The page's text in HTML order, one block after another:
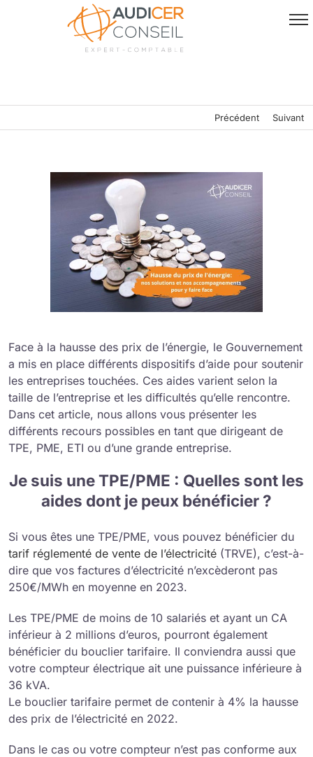
Précédent Suivant
Face à la hausse des prix de l’énergie, le Gouvernement
a mis en place différents dispositifs d’aide pour soutenir
les entreprises touchées. Ces aides varient selon la
taille de l’entreprise et les difficultés qu’elle rencontre.
Dans cet article, nous allons vous présenter les
différents recours possibles en tant que dirigeant de
TPE, PME, ETI ou d’une grande entreprise.
Je suis une TPE/PME : Quelles sont les
aides dont je peux bénéficier ?
Si vous êtes une TPE/PME, vous pouvez bénéficier du
tarif réglementé de vente de l’électricité(TRVE), c’est-à-
dire que vos factures d’électricité n’excèderont pas
250€/MWh en moyenne en 2023.
Les TPE/PME de moins de 10 salariés et ayant un CA
inférieur à 2 millions d’euros, pourront également
bénéficier du bouclier tarifaire. Il conviendra aussi que
votre compteur électrique ait une puissance inférieure à
36 kVA.
Le bouclier tarifaire permet de contenir à 4% la hausse
des prix de l’électricité en 2022.
Dans le cas ou votre compteur n’est pas conforme aux